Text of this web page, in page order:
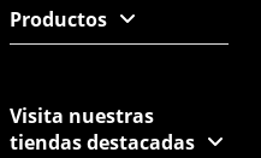
Productos
Visita nuestras
tiendas destacadas